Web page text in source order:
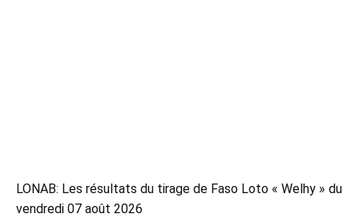
LONAB: Les résultats du tirage de Faso Loto « Welhy » du
vendredi 07 août 2026